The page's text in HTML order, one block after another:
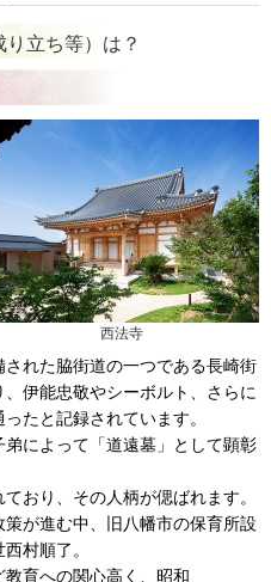
立ち等）は？
西法寺
れた脇街道の一つである長崎街
伊能忠敬やシーボルト、さらに
たと記録されています。
によって「道遠墓」として顕彰
おり、その人柄が偲ばれます。
が進む中、旧八幡市の保育所設
村順了。
育への関心高く、昭和